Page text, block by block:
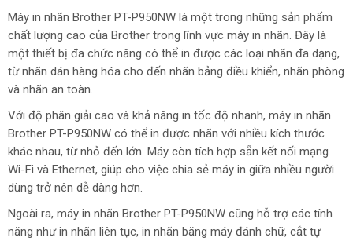
Máy in nhãn Brother PT-P950NW là một trong những sản phẩm
chất lượng cao của Brother trong lĩnh vực máy in nhãn. Đây là
một thiết bị đa chức năng có thể in được các loại nhãn đa dạng,
từ nhãn dán hàng hóa cho đến nhãn bảng điều khiển, nhãn phòng
và nhãn an toàn.
Với độ phân giải cao và khả năng in tốc độ nhanh, máy in nhãn
Brother PT-P950NW có thể in được nhãn với nhiều kích thước
khác nhau, từ nhỏ đến lớn. Máy còn tích hợp sẵn kết nối mạng
Wi-Fi và Ethernet, giúp cho việc chia sẻ máy in giữa nhiều người
dùng trở nên dễ dàng hơn.
Ngoài ra, máy in nhãn Brother PT-P950NW cũng hỗ trợ các tính
năng như in nhãn liên tục, in nhãn băng máy đánh chữ, cắt tự